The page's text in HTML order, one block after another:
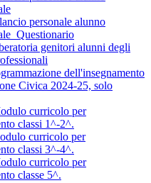
personale alunno
genitori alunni degli
dell'insegnamento
Civica 2024-25, solo
curricolo per
classi 1^-2^.
curricolo per
classi 3^-4^.
curricolo per
classe 5^.